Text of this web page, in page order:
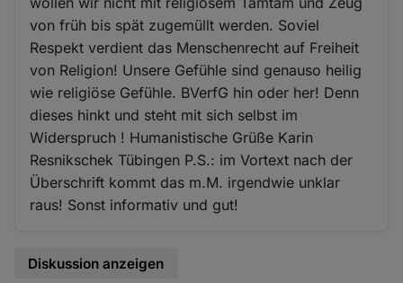
von früh bis spät zugemüllt werden. Soviel
Respekt verdient das Menschenrecht auf Freiheit
von Religion! Unsere Gefühle sind genauso heilig
wie religiöse Gefühle. BVerfG hin oder her! Denn
dieses hinkt und steht mit sich selbst im
Widerspruch ! Humanistische Grüße Karin
Resnikschek Tübingen P.S.: im Vortext nach der
Überschrift kommt das m.M. irgendwie unklar
raus! Sonst informativ und gut!
Diskussion anzeigen